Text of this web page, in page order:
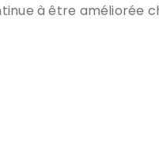
à être améliorée